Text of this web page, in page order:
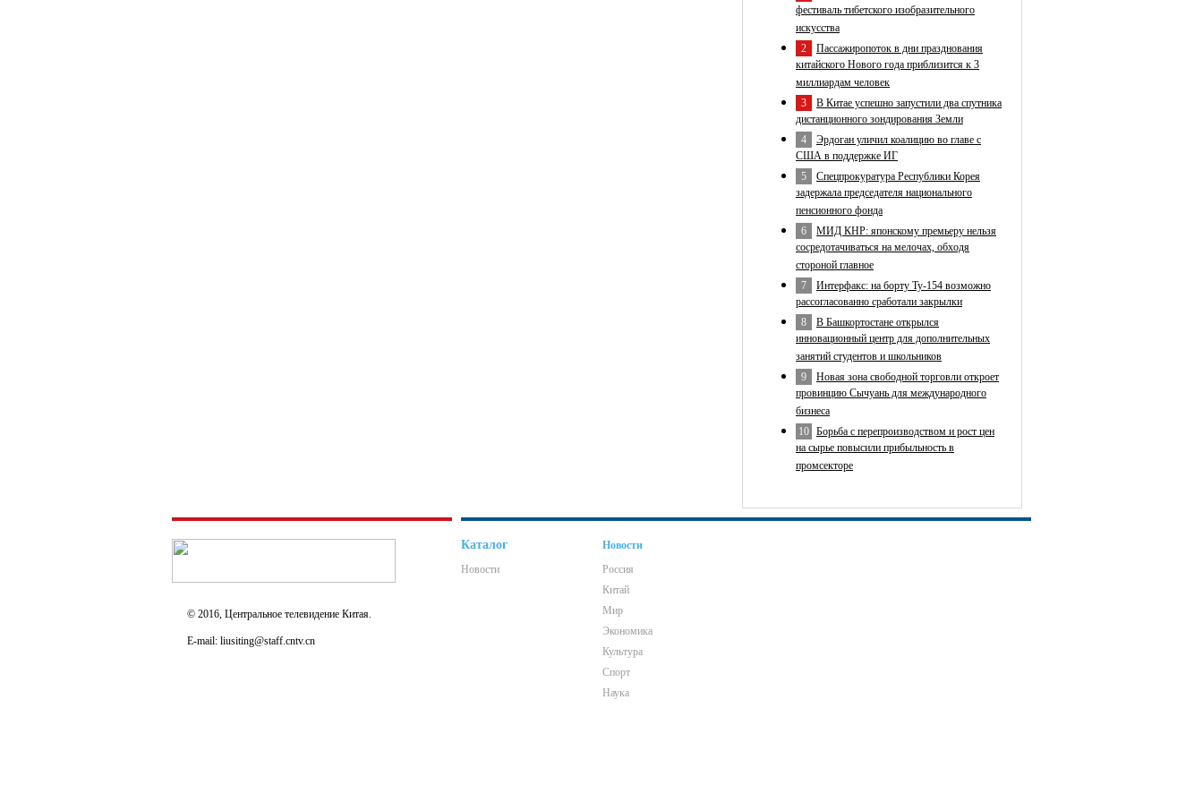
фестиваль тибетского изобразительного
искусства
2 Пассажиропоток в дни празднования
китайского Нового года приблизится к 3
миллиардам человек
3 В Китае успешно запустили два спутника
дистанционного зондирования Земли
4 Эрдоган уличил коалицию во главе с
США в поддержке ИГ
5 Спецпрокуратура Республики Корея
задержала председателя национального
пенсионного фонда
6 МИД КНР: японскому премьеру нельзя
сосредотачиваться на мелочах, обходя
стороной главное
7 Интерфакс: на борту Ту-154 возможно
рассогласованно сработали закрылки
8 В Башкортостане открылся
инновационный центр для дополнительных
занятий студентов и школьников
9 Новая зона свободной торговли откроет
провинцию Сычуань для международного
бизнеса
10 Борьба с перепроизводством и рост цен
на сырье повысили прибыльность в
промсекторе
© 2016, Центральное телевидение Китая.
E-mail: liusiting@staff.cntv.cn
Каталог
Новости
Новости
Россия
Китай
Мир
Экономика
Культура
Спорт
Наука